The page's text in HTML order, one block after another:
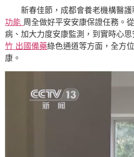
新春佳節，成都會養老機構醫護
功能 周全做好平安安康保證任務。
病、加大力度安康監測，到實時心
竹 出國備藥綠色通道等方面，全方
康。